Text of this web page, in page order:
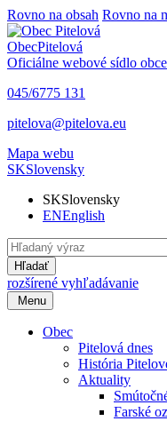
Rovno na obsah Rovno na
ObecPitelová
Oficiálne webové sídlo obce
045/6775 131
pitelova@pitelova.eu
Mapa webu
SKSlovensky
SKSlovensky
ENEnglish
Hľadať
rozšírené vyhľadávanie
Menu
Obec
Pitelová dnes
História
Aktuality
Farské